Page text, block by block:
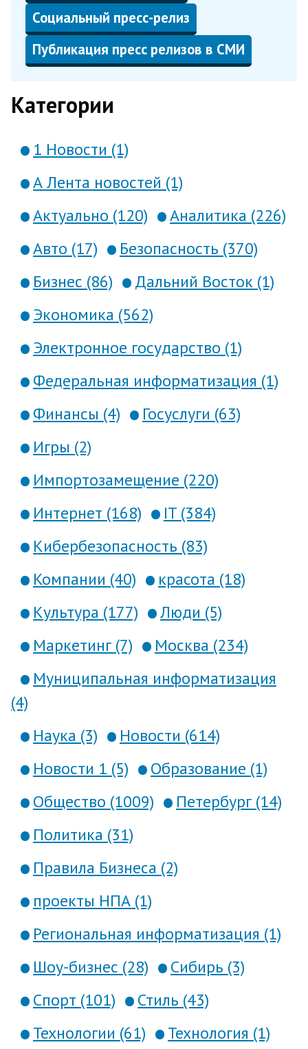
Социальный пресс-релиз
Публикация пресс релизов в СМИ
Категории
1 Новости (1)
А Лента новостей (1)
Актуально (120)
Аналитика (226)
Авто (17)
Безопасность (370)
Бизнес (86)
Дальний Восток (1)
Экономика (562)
Электронное государство (1)
Федеральная информатизация (1)
Финансы (4)
Госуслуги (63)
Игры (2)
Импортозамещение (220)
Интернет (168)
IT (384)
Кибербезопасность (83)
Компании (40)
красота (18)
Культура (177)
Люди (5)
Маркетинг (7)
Москва (234)
Муниципальная информатизация
(4)
Наука (3)
Новости (614)
Новости 1 (5)
Образование (1)
Общество (1009)
Петербург (14)
Политика (31)
Правила Бизнеса (2)
проекты НПА (1)
Региональная информатизация (1)
Шоу-бизнес (28)
Сибирь (3)
Спорт (101)
Стиль (43)
Технологии (61)
Технология (1)